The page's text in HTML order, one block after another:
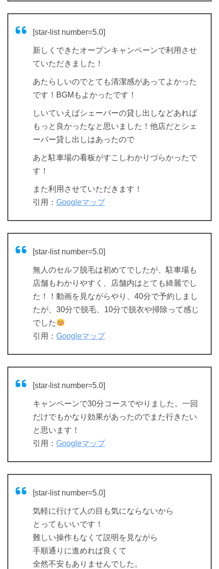
[star-list number=5.0]
新しくできたオープンキャンペーンで利用させ
ていただきました！
あたらしいのでとても清潔感があってよかった
です！BGMもよかったです！
しいていえばシェーバーの貸し出しなどあれば
もっと良かったなと思いました！他店だとシェ
ーバー貸し出しはあったので
あと駐車場の看板がすこしわかりづらかったで
す！
また利用させていただきます！
引用： Googleマップ
[star-list number=5.0]
無人のセルフ脱毛は初めてでしたが、駐車場も
店舗もわかりやすく、店舗内はとても綺麗でし
た！！動画を見ながらやり、40分で予約しまし
たが、30分で脱毛、10分で脱衣や掃除って感じ
でした
引用： Googleマップ
[star-list number=5.0]
キャンペーンで30分コースでやりました。一回
だけでもかなり効果があったのでまた行きたい
と思います！
引用： Googleマップ
[star-list number=5.0]
気軽に行けて人の目も気にならないから
とってもいいです！
難しい操作もなくて説明を見ながら
手順通りに進めれば良くて
全然不安もありませんでした。